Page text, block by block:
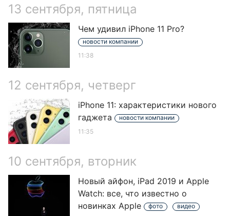
13 сентября, пятница
Чем удивил iPhone 11 Pro?
новости компании
11:38
12 сентября, четверг
iPhone 11: характеристики нового
гаджета
новости компании
11:35
10 сентября, вторник
Новый айфон, iPad 2019 и Apple
Watch: все, что известно о
новинках Apple
фото видео